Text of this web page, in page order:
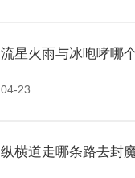
流星火雨与冰咆哮哪
04-23
纵横道走哪条路去封